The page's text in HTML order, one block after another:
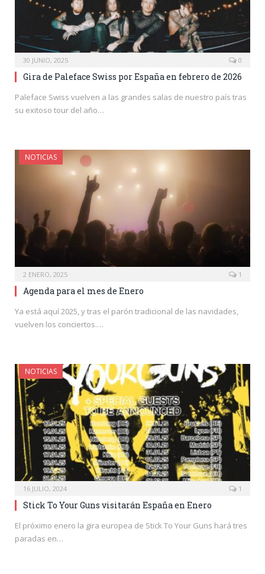
30 JUNIO, 2025 0
Gira de Paleface Swiss por España en febrero de 2026
Paleface Swiss vuelven a las grandes salas de nuestro país tras
su exitoso tour del año…
NOTICIAS
2 ENERO, 2025 1
Agenda para el mes de Enero
Ya está aquí 2025, y tras el parón tradicional de las navidades,
vuelven los conciertos.…
NOTICIAS
16 JULIO, 2024 1
Stick To Your Guns visitarán España en Enero
El próximo enero la gira europea de Stick To Your Guns hará tres
paradas en…